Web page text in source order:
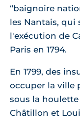
“baignoire
les Nantais, qui
l'exécution de
Paris en 1794.
En 1799, des
occuper la ville
sous la
Châtillon et